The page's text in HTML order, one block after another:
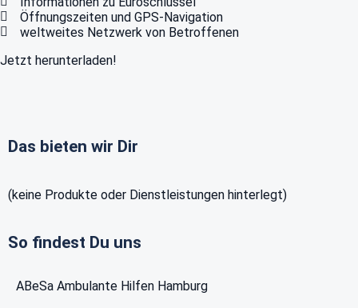
Öffnungszeiten und GPS-Navigation
weltweites Netzwerk von Betroffenen
Jetzt herunterladen!
Das bieten wir Dir
(keine Produkte oder Dienstleistungen hinterlegt)
So findest Du uns
ABeSa Ambulante Hilfen Hamburg